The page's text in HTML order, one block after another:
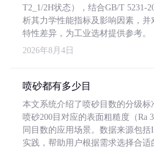
T2_1/2H状态），结合GB/T 5231-
析其力学性能指标及影响因素，并
特性差异，为工业选材提供参考。
2026年8月4日
喷砂都有多少目
本文系统介绍了喷砂目数的分级标
喷砂200目对应的表面粗糙度（Ra
同目数的应用场景。数据来源包括
实践，帮助用户根据需求选择合适